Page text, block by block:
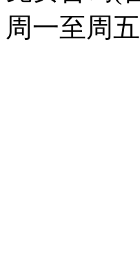
周一至周